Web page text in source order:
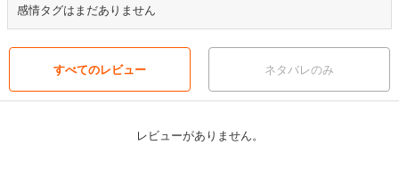
感情タグはまだありません
すべてのレビュー ネタバレのみ
レビューがありません。